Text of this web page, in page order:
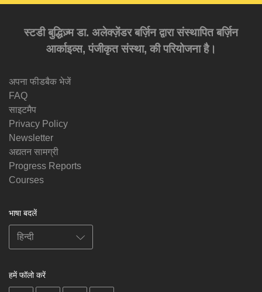
स्टडी बुद्धिज़्म डा. अलेक्ज़ेंडर बर्ज़िन द्वारा संस्थापित बर्ज़िन
आर्काइव्स, पंजीकृत संस्था, की परियोजना है।
अपना फीडबैक भेजें
FAQ
साइटमैप
Privacy Policy
Newsletter
अद्यतन सामग्री
Progress Reports
Courses
भाषा बदलें
हमें फॉलो करें